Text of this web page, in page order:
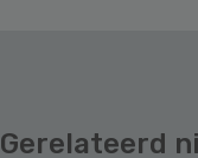
Gerelateerd